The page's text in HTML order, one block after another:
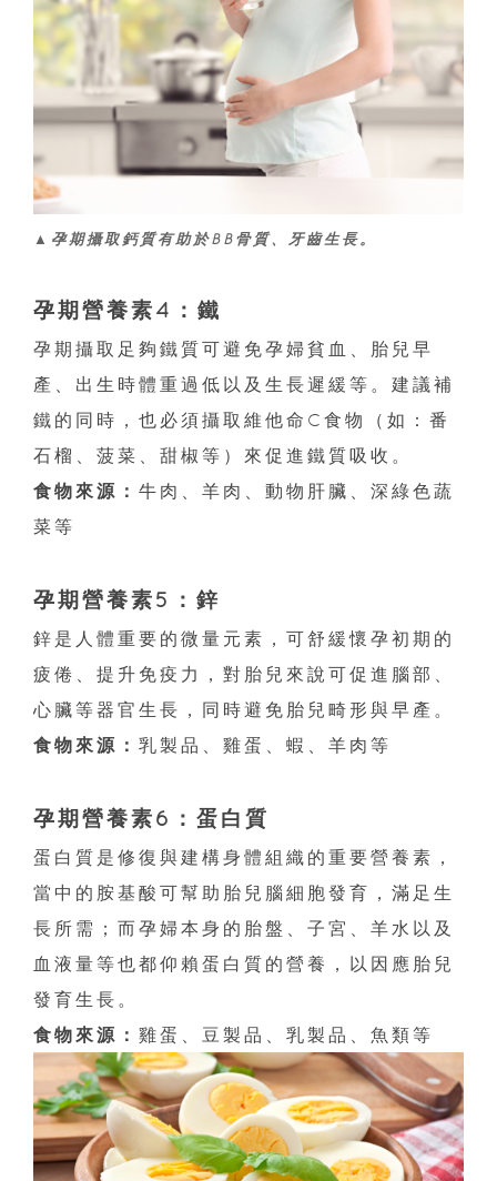
▲孕期攝取鈣質有助於BB骨質、牙齒生長。
孕期營養素4：鐵
孕期攝取足夠鐵質可避免孕婦貧血、胎兒早
產、出生時體重過低以及生長遲緩等。建議補
鐵的同時，也必須攝取維他命C食物（如：番
石榴、菠菜、甜椒等）來促進鐵質吸收。
食物來源： 牛肉、羊肉、動物肝臟、深綠色蔬
菜等
孕期營養素5：鋅
鋅是人體重要的微量元素，可舒緩懷孕初期的
疲倦、提升免疫力，對胎兒來說可促進腦部、
心臟等器官生長，同時避免胎兒畸形與早產。
食物來源： 乳製品、雞蛋、蝦、羊肉等
孕期營養素6：蛋白質
蛋白質是修復與建構身體組織的重要營養素，
當中的胺基酸可幫助胎兒腦細胞發育，滿足生
長所需；而孕婦本身的胎盤、子宮、羊水以及
血液量等也都仰賴蛋白質的營養，以因應胎兒
發育生長。
食物來源： 雞蛋、豆製品、乳製品、魚類等